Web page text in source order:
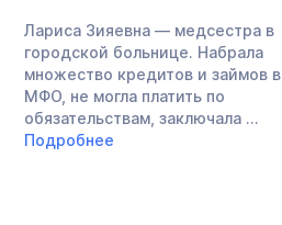
Лариса Зияевна — медсестра в
городской больнице. Набрала
множество кредитов и займов в
МФО, не могла платить по
обязательствам, заключала ...
Подробнее